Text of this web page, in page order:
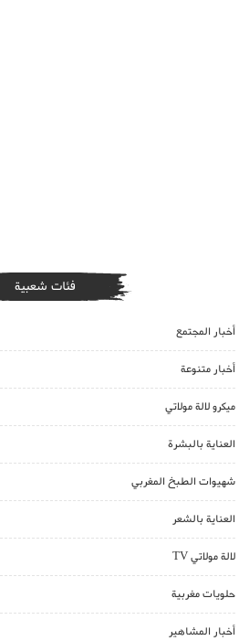
فئات شعبية
أخبار المجتمع
أخبار متنوعة
ميكرو لالة مولاتي
العناية بالبشرة
شهيوات الطبخ المغربي
العناية بالشعر
لالة مولاتي TV
حلويات مغربية
أخبار المشاهير